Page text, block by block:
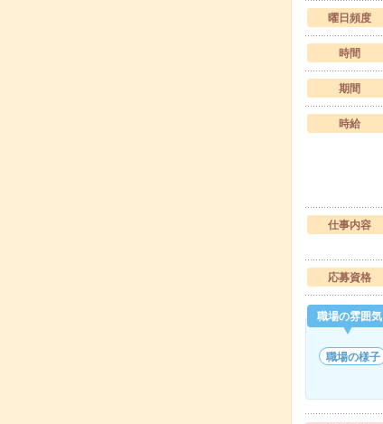
曜日頻度
時間
期間
時給
仕事内容
応募資格
職場の雰囲気
職場の様子